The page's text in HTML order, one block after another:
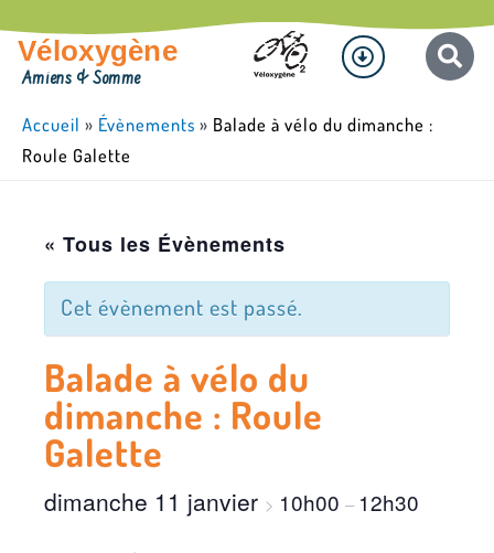
au
contenu
Véloxygène
Amiens & Somme
Menu
Accueil » Évènements » Balade à vélo du dimanche :
Roule Galette
« Tous les Évènements
Cet évènement est passé.
Balade à vélo du
dimanche : Roule
Galette
dimanche 11 janvier > 10h00 – 12h30